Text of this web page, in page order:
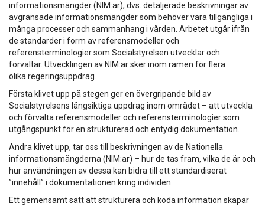
informationsmängder (NIM:ar), dvs. detaljerade beskrivningar av
avgränsade informations­mängder som behöver vara tillgängliga i
många processer och sammanhang i vården. Arbetet utgår ifrån
de standarder i form av referensmodeller och
referensterminologier som Socialstyrelsen utvecklar och
förvaltar. Utvecklingen av NIM:ar sker inom ramen för flera
olika regeringsuppdrag.
Första klivet upp på stegen ger en övergripande bild av
Socialstyrelsens långsiktiga uppdrag inom området – att utveckla
och förvalta referensmodeller och referensterminologier som
utgångspunkt för en strukturerad och entydig dokumentation.
Andra klivet upp, tar oss till beskrivningen av de Nationella
informationsmängderna (NIM:ar) – hur de tas fram, vilka de är och
hur användningen av dessa kan bidra till ett standardiserat
”innehåll” i dokumentationen kring individen.
Ett gemensamt sätt att strukturera och koda information skapar